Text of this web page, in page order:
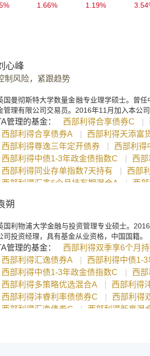
1.66% 1.19%
心峰
制风险，紧跟趋势
国曼彻斯特大学数量金融专业理学硕士。曾
管理有限公司交易员。2016年11月加入本公
管理的基金： 西部利得合享债券C
西部利得合享债券A
西部利得天添富
西部利得尊逸三年定开债券
西部利得
西部利得中债1-3年政金债指数C
西
西部利得同业存单指数7天持有
西部
西部利得汇鑫6个月持有期混合A
| 西
朔
国利物浦大学金融与投资管理专业硕士。
司投资经理，具有基金从业资格，中国国籍。
管理的基金： 西部利得双季享6个月
西部利得汇逸债券A
西部利得中债1-
西部利得中债1-3年政金债指数C
西
西部利得多策略优选混合A
西部利得
西部利得沣睿利率债债券C
西部利得
西部利得汇逸债券C
| 西部利得新享混